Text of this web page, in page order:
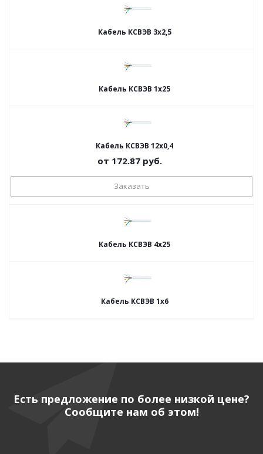
Кабель КСВЭВ 3х2,5
Кабель КСВЭВ 1х25
Кабель КСВЭВ 12х0,4
от 172.87руб.
Заказать
Кабель КСВЭВ 4х25
Кабель КСВЭВ 1х6
Есть предложение по более низкой цене?
Сообщите нам об этом!